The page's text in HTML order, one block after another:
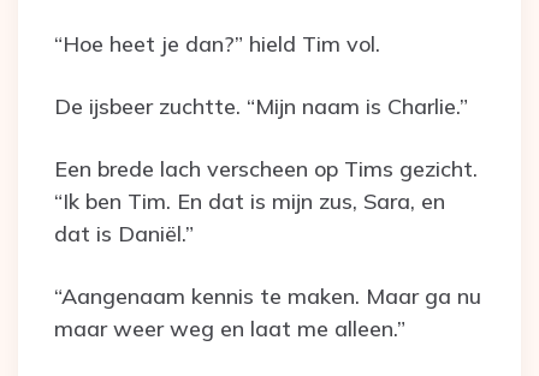
“Hoe heet je dan?” hield Tim vol.
De ijsbeer zuchtte. “Mijn naam is Charlie.”
Een brede lach verscheen op Tims gezicht.
“Ik ben Tim. En dat is mijn zus, Sara, en
dat is Daniël.”
“Aangenaam kennis te maken. Maar ga nu
maar weer weg en laat me alleen.”